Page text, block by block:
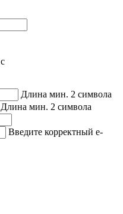
c
Длина мин. 2 символа
Длина мин. 2 символа
Введите корректный e-